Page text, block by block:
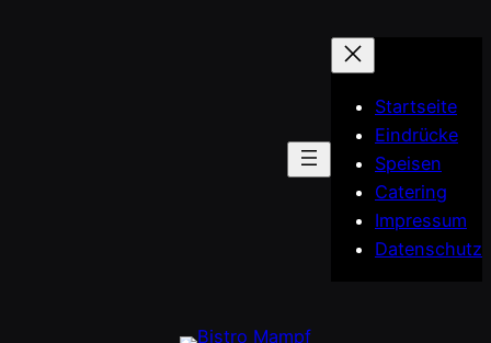
Startseite
Eindrücke
Speisen
Catering
Impressum
Datenschutz